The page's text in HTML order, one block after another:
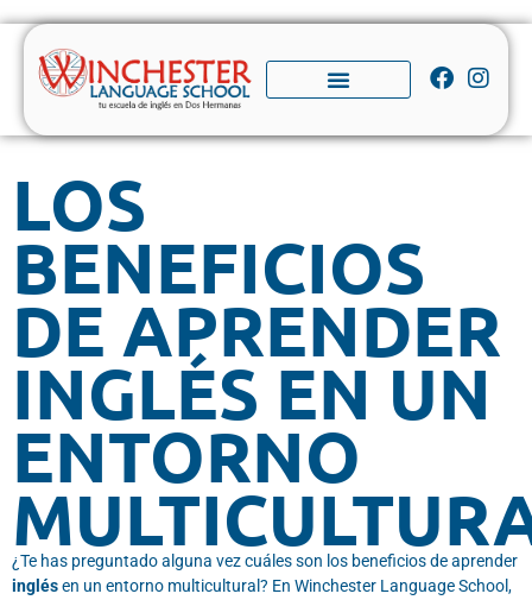
LOS
BENEFICIOS
DE APRENDER
INGLÉS EN UN
ENTORNO
¿Te has preguntado alguna vez cuáles son los beneficios de aprender
inglésen un entorno multicultural? En Winchester Language School,